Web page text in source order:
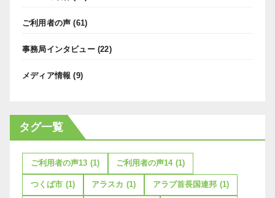
ご利用者の声 (61)
事務局インタビュー(22)
メディア情報 (9)
タグ一覧
ご利用者の声13 (1) ご利用者の声14 (1)
つくば市 (1) アラスカ (1) アラブ首長国連邦 (1)